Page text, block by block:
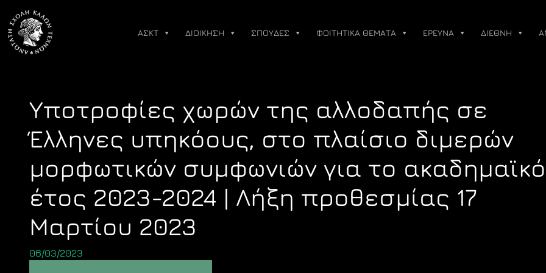
content
ΑΣΚΤ ΔΙΟΙΚΗΣΗ ΣΠΟΥΔΕΣ ΦΟΙΤΗΤΙΚΑ ΘΕΜΑΤΑ ΕΡΕΥΝΑ ΔΙΕΘΝΗ
Υποτροφίες χωρών της αλλοδαπής σε
Έλληνες υπηκόους, στο πλαίσιο διμερών
μορφωτικών συμφωνιών για το ακαδημαϊκό
έτος 2023-2024 | Λήξη προθεσμίας 17
Μαρτίου 2023
06/03/2023